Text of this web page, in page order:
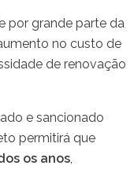
por grande parte da
no custo de
de renovação
e sancionado
permitirá que
os anos,